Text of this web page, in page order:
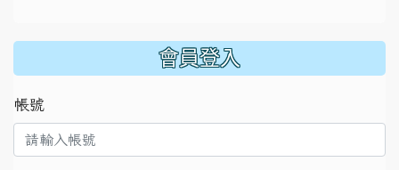
會員登入
帳號